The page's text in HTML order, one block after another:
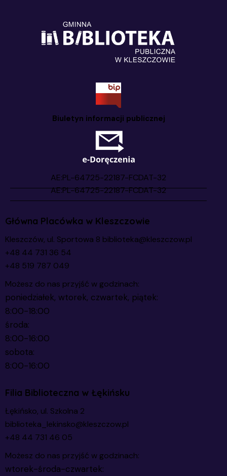
Biuletyn informacji publicznej
Główna Placówka w Kleszczowie
Kleszczów, ul. Sportowa 8 biblioteka@kleszczow.pl
+48 44 731 36 54
+48 519 787 049
Możesz do nas przyjść w godzinach:
poniedziałek, wtorek, czwartek, piątek:
8:00-18:00
środa:
8:00-16:00
sobota:
8:00-16:00
Filia Biblioteczna w Łękińsku
Łękińsko, ul. Szkolna 2
biblioteka_lekinsko@kleszczow.pl
+48 44 731 46 05
Możesz do nas przyjść w godzinach:
wtorek-środa-czwartek: